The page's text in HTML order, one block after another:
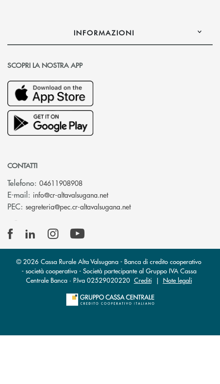
INFORMAZIONI
SCOPRI LA NOSTRA APP
CONTATTI
Telefono: 04611908908
E-mail: info@cr-altavalsugana.net(si apre l’app di posta
PEC: segreteria@pec.cr-altavalsugana.net(si apre l’app di posta
© 2026 Cassa Rurale Alta Valsugana - Banca di credito cooperativo
- società cooperativa - Società partecipante al Gruppo IVA Cassa
Centrale Banca · P.Iva 02529020220 Crediti| Note legali